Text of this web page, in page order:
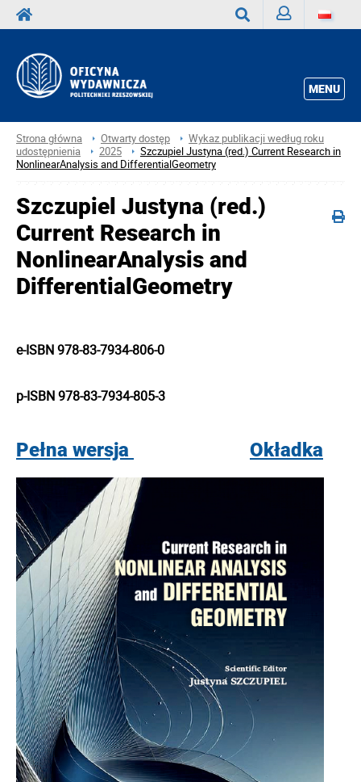
MENU
Strona główna Otwarty dostęp
Wykaz publikacji według roku
udostępnienia
2025
Szczupiel Justyna (red.) Current Research in
NonlinearAnalysis and DifferentialGeometry
Szczupiel Justyna (red.)
Current Research in
NonlinearAnalysis and
DifferentialGeometry
e-ISBN 978-83-7934-806-0
p-ISBN 978-83-7934-805-3
Pełna wersja Okładka